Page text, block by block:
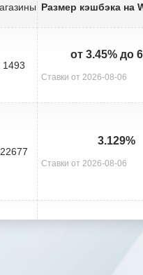
Размер кэшбэка на
1493
от 3.45% до
Ставки от 2026-08-06
22677
3.129%
Ставки от 2026-08-06